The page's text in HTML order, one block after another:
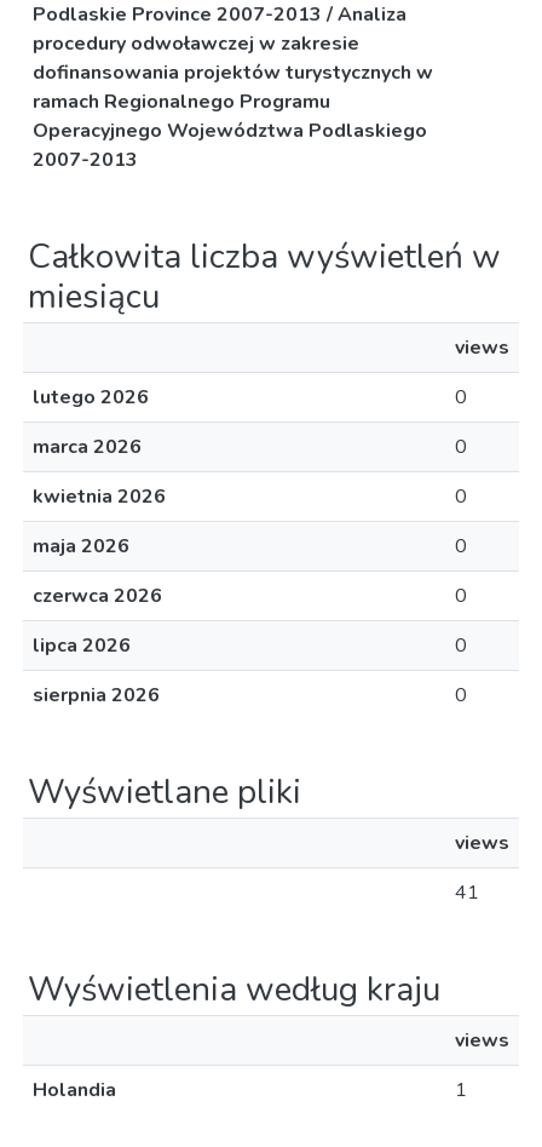
Podlaskie Province 2007-2013 / Analiza
procedury odwoławczej w zakresie
dofinansowania projektów turystycznych w
ramach Regionalnego Programu
Operacyjnego Województwa Podlaskiego
2007-2013
Całkowita liczba wyświetleń w
miesiącu
views
lutego 2026
0
marca 2026
0
kwietnia 2026
0
maja 2026
0
czerwca 2026
0
lipca 2026
0
sierpnia 2026
0
Wyświetlane pliki
views
41
Wyświetlenia według kraju
views
Holandia
1